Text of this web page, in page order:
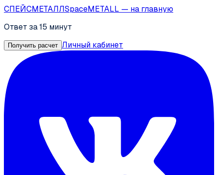
СПЕЙСМЕТАЛЛSpaceMETALL — на главную
Ответ за 15 минут
Получить расчет Личный кабинет